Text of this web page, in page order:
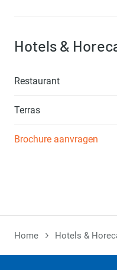
Hotels &
Restaurant
Terras
Brochure aanvragen
Home Hotels &